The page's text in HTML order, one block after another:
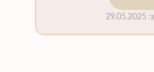
:
29.05.2025